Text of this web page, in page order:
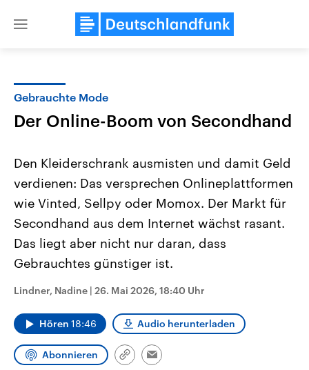
Close
Landtagswahl Sachsen-Anhalt
Alle Informationen
Sachsen-Anhalt wählt am 6.
September 2026 einen neuen
Landtag. Seit 2021 wird das
CDU, SPD und FDP regiert.-
Umfragen, Prognosen,
und Hintergründe zu den Parteien
und Kandidaten der anstehenden
USA
Aktuelle Beiträge,
gehören die Vereinigten
den mächtigsten Ländern
aktuelle Weltgeschehen.
Sendungen Programm
Gebrauchte Mode
Der Online-Boom von Secondhand
Den Kleiderschrank ausmisten und damit Geld
verdienen: Das versprechen Onlineplattformen
wie Vinted, Sellpy oder Momox. Der Markt für
Secondhand aus dem Internet wächst rasant.
Das liegt aber nicht nur daran, dass
Gebrauchtes günstiger ist.
Lindner, Nadine | 26. Mai 2026, 18:40 Uhr
Hören 18:46 Audio herunterladen
Abonnieren
Link
Email